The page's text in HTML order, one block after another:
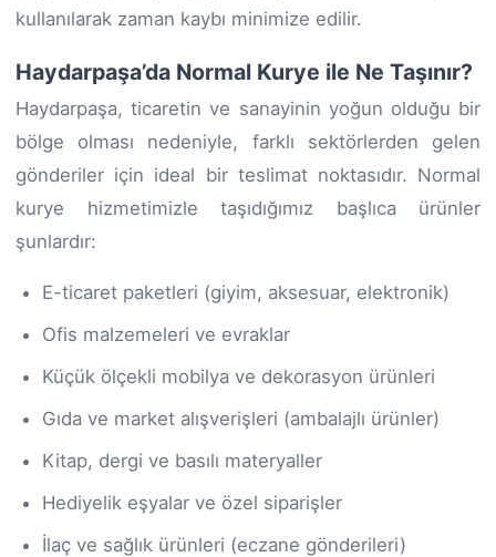
kullanılarak zaman kaybı minimize edilir.
Haydarpaşa’da Normal Kurye ile Ne Taşınır?
Haydarpaşa, ticaretin ve sanayinin yoğun olduğu bir
bölge olması nedeniyle, farklı sektörlerden gelen
gönderiler için ideal bir teslimat noktasıdır. Normal
kurye hizmetimizle taşıdığımız başlıca ürünler
şunlardır:
E-ticaret paketleri (giyim, aksesuar, elektronik)
Ofis malzemeleri ve evraklar
Küçük ölçekli mobilya ve dekorasyon ürünleri
Gıda ve market alışverişleri (ambalajlı ürünler)
Kitap, dergi ve basılı materyaller
Hediyelik eşyalar ve özel siparişler
İlaç ve sağlık ürünleri (eczane gönderileri)